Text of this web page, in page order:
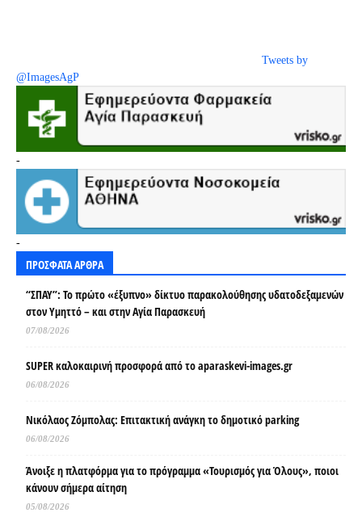
Tweets by
@ImagesAgP
-
-
ΠΡΟΣΦΑΤΑ ΑΡΘΡΑ
“ΣΠΑΥ”: Το πρώτο «έξυπνο» δίκτυο παρακολούθησης υδατοδεξαμενών
στον Υμηττό – και στην Αγία Παρασκευή
07/08/2026
SUPER καλοκαιρινή προσφορά από το aparaskevi-images.gr
06/08/2026
Νικόλαος Ζόμπολας: Επιτακτική ανάγκη το δημοτικό parking
06/08/2026
Άνοιξε η πλατφόρμα για το πρόγραμμα «Τουρισμός για Όλους», ποιοι
κάνουν σήμερα αίτηση
05/08/2026